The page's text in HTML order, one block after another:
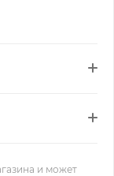
и может